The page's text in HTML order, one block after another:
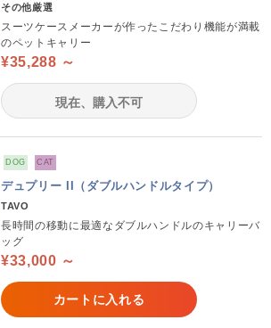
その他厳選
スーツケースメーカーが作ったこだわり機能が満載
のペットキャリー
¥35,288 ～
現在、購入不可
DOG CAT
デュプリー II（ダブルハンドルタイプ）
TAVO
長時間の移動に最適なダブルハンドルのキャリーバ
ッグ
¥33,000 ～
カートに入れる